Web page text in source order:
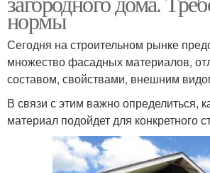
нормы
Сегодня на строительном рынке
множество фасадных материалов,
составом, свойствами, внешним
В связи с этим важно определиться,
материал подойдет для конкретного